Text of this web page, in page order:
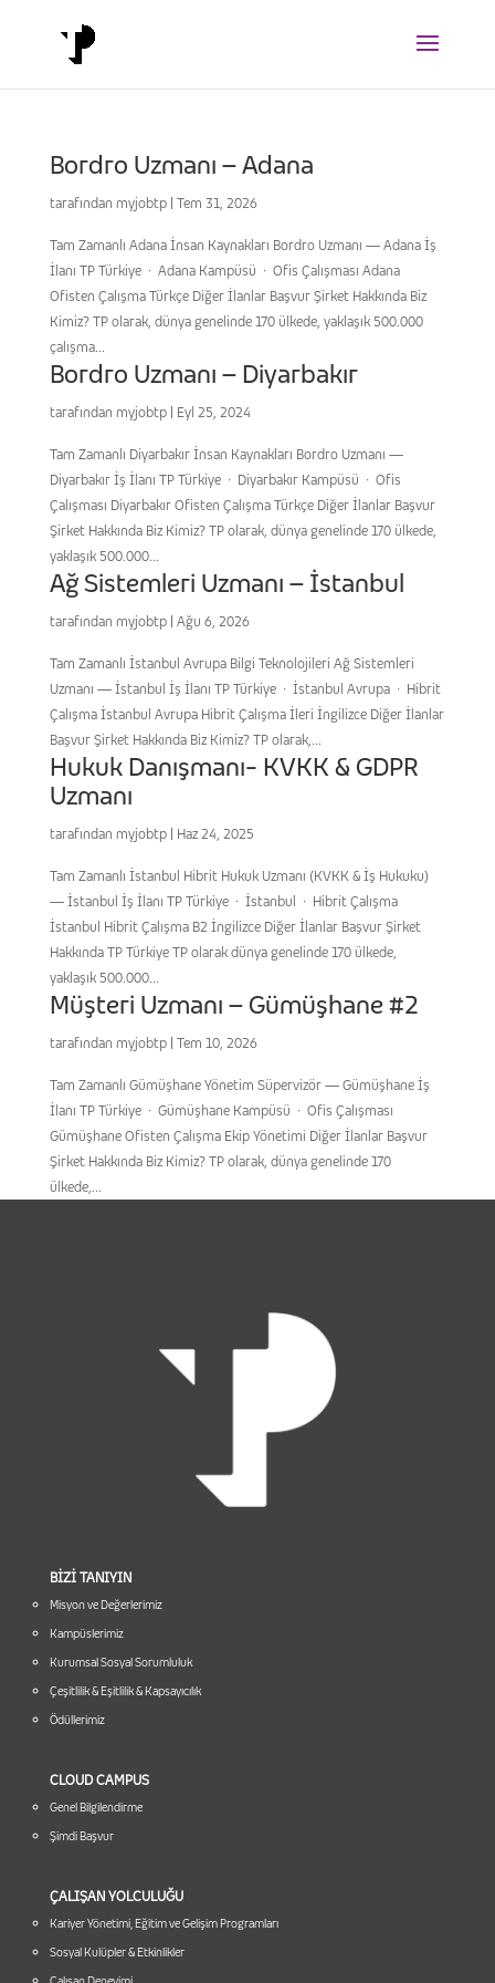
Bordro Uzmanı – Adana
tarafından myjobtp| Tem 31, 2026
Tam Zamanlı Adana İnsan Kaynakları Bordro Uzmanı — Adana İş
İlanı TP Türkiye · Adana Kampüsü · Ofis Çalışması Adana
Ofisten Çalışma Türkçe Diğer İlanlar Başvur Şirket Hakkında Biz
Kimiz? TP olarak, dünya genelinde 170 ülkede, yaklaşık 500.000
çalışma...
Bordro Uzmanı – Diyarbakır
tarafından myjobtp| Eyl 25, 2024
Tam Zamanlı Diyarbakır İnsan Kaynakları Bordro Uzmanı —
Diyarbakır İş İlanı TP Türkiye · Diyarbakır Kampüsü · Ofis
Çalışması Diyarbakır Ofisten Çalışma Türkçe Diğer İlanlar Başvur
Şirket Hakkında Biz Kimiz? TP olarak, dünya genelinde 170 ülkede,
yaklaşık 500.000...
Ağ Sistemleri Uzmanı – İstanbul
tarafından myjobtp| Ağu 6, 2026
Tam Zamanlı İstanbul Avrupa Bilgi Teknolojileri Ağ Sistemleri
Uzmanı — İstanbul İş İlanı TP Türkiye · İstanbul Avrupa · Hibrit
Çalışma İstanbul Avrupa Hibrit Çalışma İleri İngilizce Diğer İlanlar
Başvur Şirket Hakkında Biz Kimiz? TP olarak,...
Hukuk Danışmanı- KVKK & GDPR
Uzmanı
tarafından myjobtp| Haz 24, 2025
Tam Zamanlı İstanbul Hibrit Hukuk Uzmanı (KVKK & İş Hukuku)
— İstanbul İş İlanı TP Türkiye · İstanbul · Hibrit Çalışma
İstanbul Hibrit Çalışma B2 İngilizce Diğer İlanlar Başvur Şirket
Hakkında TP Türkiye TP olarak dünya genelinde 170 ülkede,
yaklaşık 500.000...
Müşteri Uzmanı – Gümüşhane #2
tarafından myjobtp| Tem 10, 2026
Tam Zamanlı Gümüşhane Yönetim Süpervizör — Gümüşhane İş
İlanı TP Türkiye · Gümüşhane Kampüsü · Ofis Çalışması
Gümüşhane Ofisten Çalışma Ekip Yönetimi Diğer İlanlar Başvur
Şirket Hakkında Biz Kimiz? TP olarak, dünya genelinde 170
ülkede,...
BİZİ TANIYIN
Misyon ve Değerlerimiz
Kampüslerimiz
Kurumsal Sosyal Sorumluluk
Çeşitlilik & Eşitlilik & Kapsayıcılık
Ödüllerimiz
CLOUD CAMPUS
Genel Bilgilendirme
Şimdi Başvur
ÇALIŞAN YOLCULUĞU
Kariyer Yönetimi, Eğitim ve Gelişim Programları
Sosyal Kulüpler & Etkinlikler